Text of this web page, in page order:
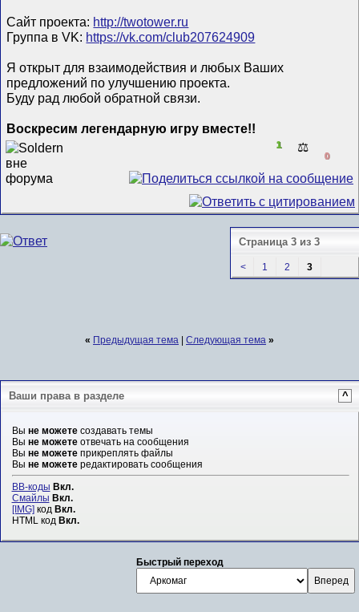
Сайт проекта: http://twotower.ru
Группа в VK: https://vk.com/club207624909
Я открыт для взаимодействия и любых Ваших
предложений по улучшению проекта.
Буду рад любой обратной связи.
Воскресим легендарную игру вместе!!
1 ⚖️
0
Страница 3 из 3
< 1 2 3
« Предыдущая тема | Следующая тема »
Ваши права в разделе ^
Вы не можетесоздавать темы
Вы не можетеотвечать на сообщения
Вы не можетеприкреплять файлы
Вы не можетередактировать сообщения
BB-коды Вкл.
Смайлы Вкл.
[IMG] код Вкл.
HTML код Вкл.
Быстрый переход